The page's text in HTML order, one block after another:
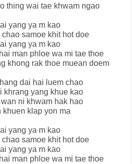
thing wai tae khwam ngao
yang ya m kao
samoe khit hot doe
yang ya m kao
man phloe wa mi tae thoe
khong rak thoe muean doem
dai hai luem chao
khrang yang khue kao
ni khwam hak hao
khuen klap yon ma
yang ya m kao
samoe khit hot doe
yang ya m kao
man phloe wa mi tae thoe